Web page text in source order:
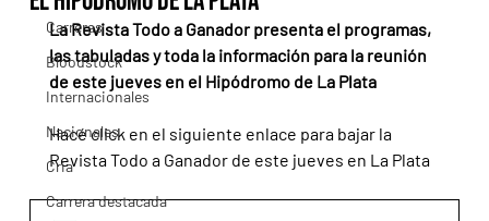
Carreras
Bloodstock
Internacionales
Nacionales
Cria
Carrera destacada
La Revista Todo a Ganador presenta el programas,
las tabuladas y toda la información para la reunión
de este jueves en el Hipódromo de La Plata
Hacé click en el siguiente enlace para bajar la
Revista Todo a Ganador de este jueves en La Plata